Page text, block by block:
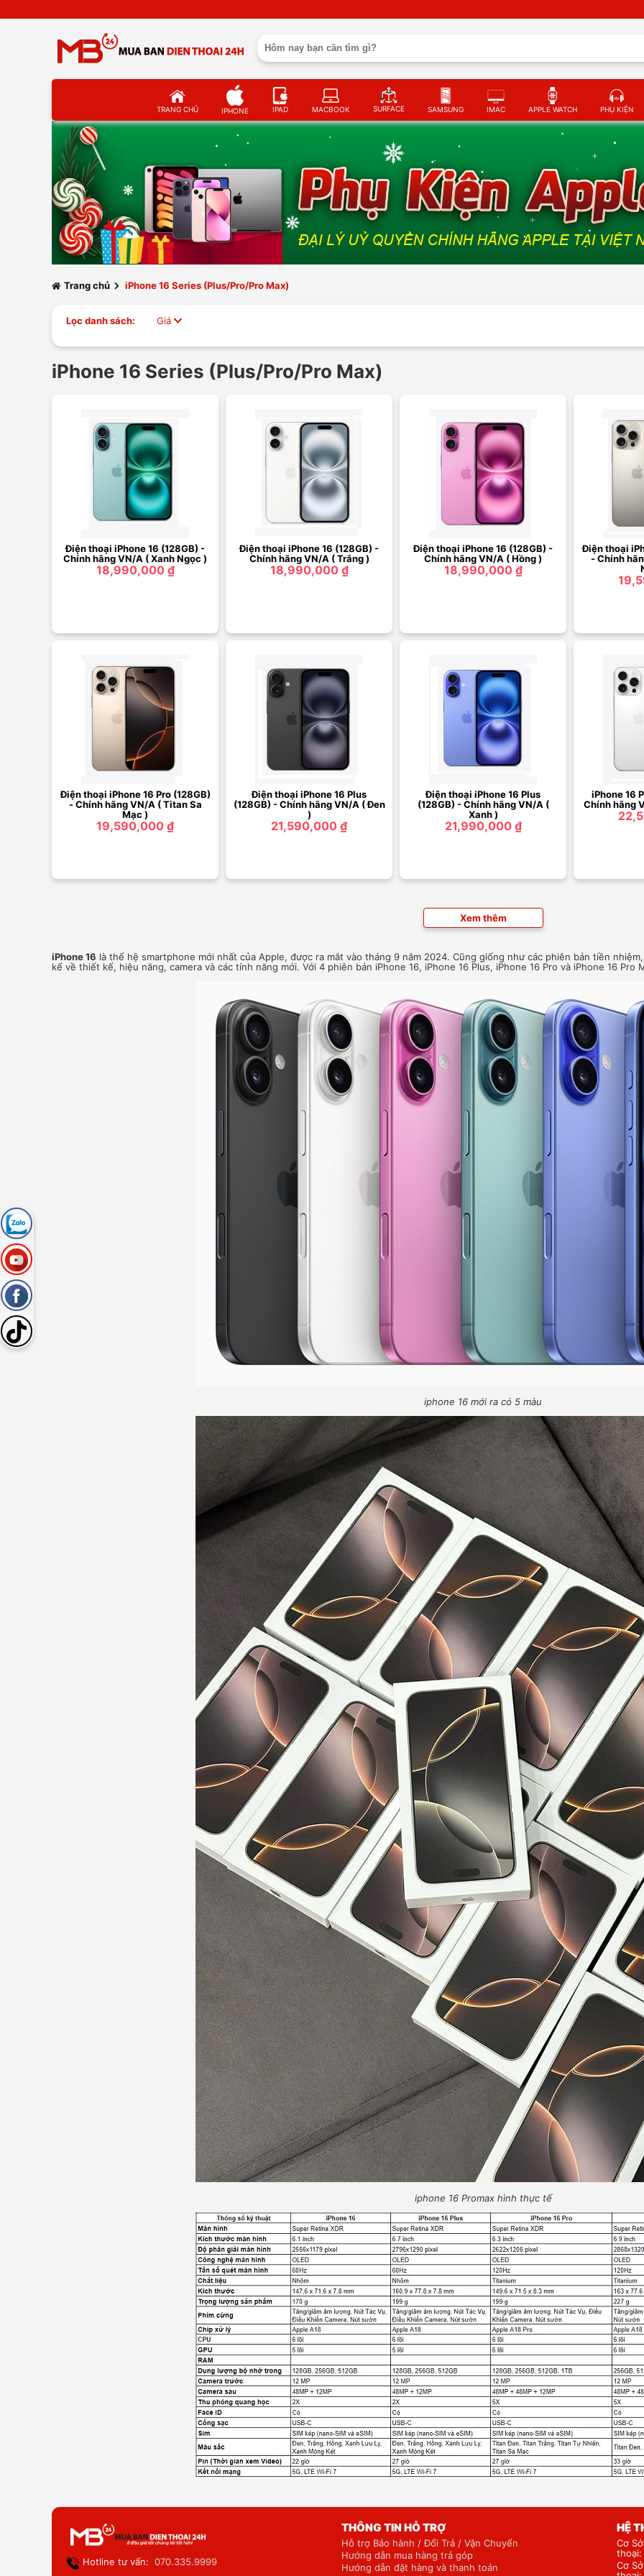
TRANG CHỦ IPHONE IPAD MACBOOK SURFACE SAMSUNG IMAC APPLE WATCH PHỤ KIỆN
Trang chủ iPhone 16 Series (Plus/Pro/Pro Max)
Lọc danh sách: Giá
iPhone 16 Series (Plus/Pro/Pro Max)
Điện thoại iPhone 16 (128GB) -
Chính hãng VN/A ( Xanh Ngọc )
18,990,000 ₫
Điện thoại iPhone 16 (128GB) -
Chính hãng VN/A ( Trắng )
18,990,000 ₫
Điện thoại iPhone 16 (128GB) -
Chính hãng VN/A ( Hồng )
18,990,000 ₫
Điện thoại
- Chính
Điện thoại iPhone 16 Pro (128GB)
- Chính hãng VN/A ( Titan Sa
Mạc )
19,590,000 ₫
Điện thoại iPhone 16 Plus
(128GB) - Chính hãng VN/A ( Đen
)
21,590,000 ₫
Điện thoại iPhone 16 Plus
(128GB) - Chính hãng VN/A (
Xanh )
21,990,000 ₫
iPhone 16
Chính hãng
Xem thêm
iPhone 16 là thế hệ smartphone mới nhất của Apple, được ra mắt vào tháng 9 năm 2024. Cũng giống như các phiên bản tiền
kể về thiết kế, hiệu năng, camera và các tính năng mới. Với 4 phiên bản iPhone 16, iPhone 16 Plus, iPhone 16 Pro và iPhone 16 Pro
iphone 16 mới ra có 5 màu
iphone 16 Promax hình thực tế
Hotline tư vấn: 070.335.9999
THÔNG TIN HỖ TRỢ
Hỗ trợ Bảo hành / Đổi Trả / Vận Chuyển
Hướng dẫn mua hàng trả góp
Hướng dẫn đặt hàng và thanh toán
HỆ
Cơ
thoại:
Cơ